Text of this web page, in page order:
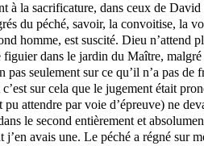
à la sacrificature, dans ceux de
du péché, savoir, la convoitise,
homme, est suscité. Dieu n’attend
dans le jardin du Maître,
seulement sur ce qu’il n’a pas
sur cela que le jugement était
attendre par voie d’épreuve) ne
le second entièrement et
avais une. Le péché a régné